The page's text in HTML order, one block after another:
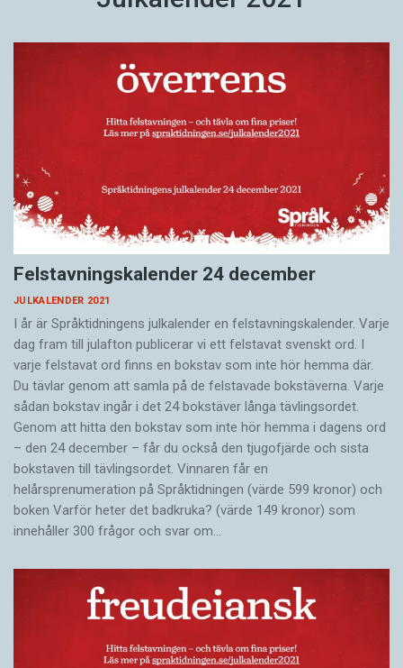
Felstavningskalender 24 december
JULKALENDER 2021
I år är Språktidningens julkalender en felstavningskalender. Varje
dag fram till julafton publicerar vi ett felstavat svenskt ord. I
varje felstavat ord finns en bokstav som inte hör hemma där.
Du tävlar genom att samla på de felstavade bokstäverna. Varje
sådan bokstav ingår i det 24 bokstäver långa tävlingsordet.
Genom att hitta den bokstav som inte hör hemma i dagens ord
– den 24 december – får du också den tjugofjärde och sista
bokstaven till tävlingsordet. Vinnaren får en
helårsprenumeration på Språktidningen (värde 599 kronor) och
boken Varför heter det badkruka? (värde 149 kronor) som
innehåller 300 frågor och svar om…